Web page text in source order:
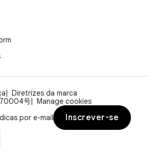
Diretrizes da marca
号
Manage cookies
por e-mail
Inscrever-se